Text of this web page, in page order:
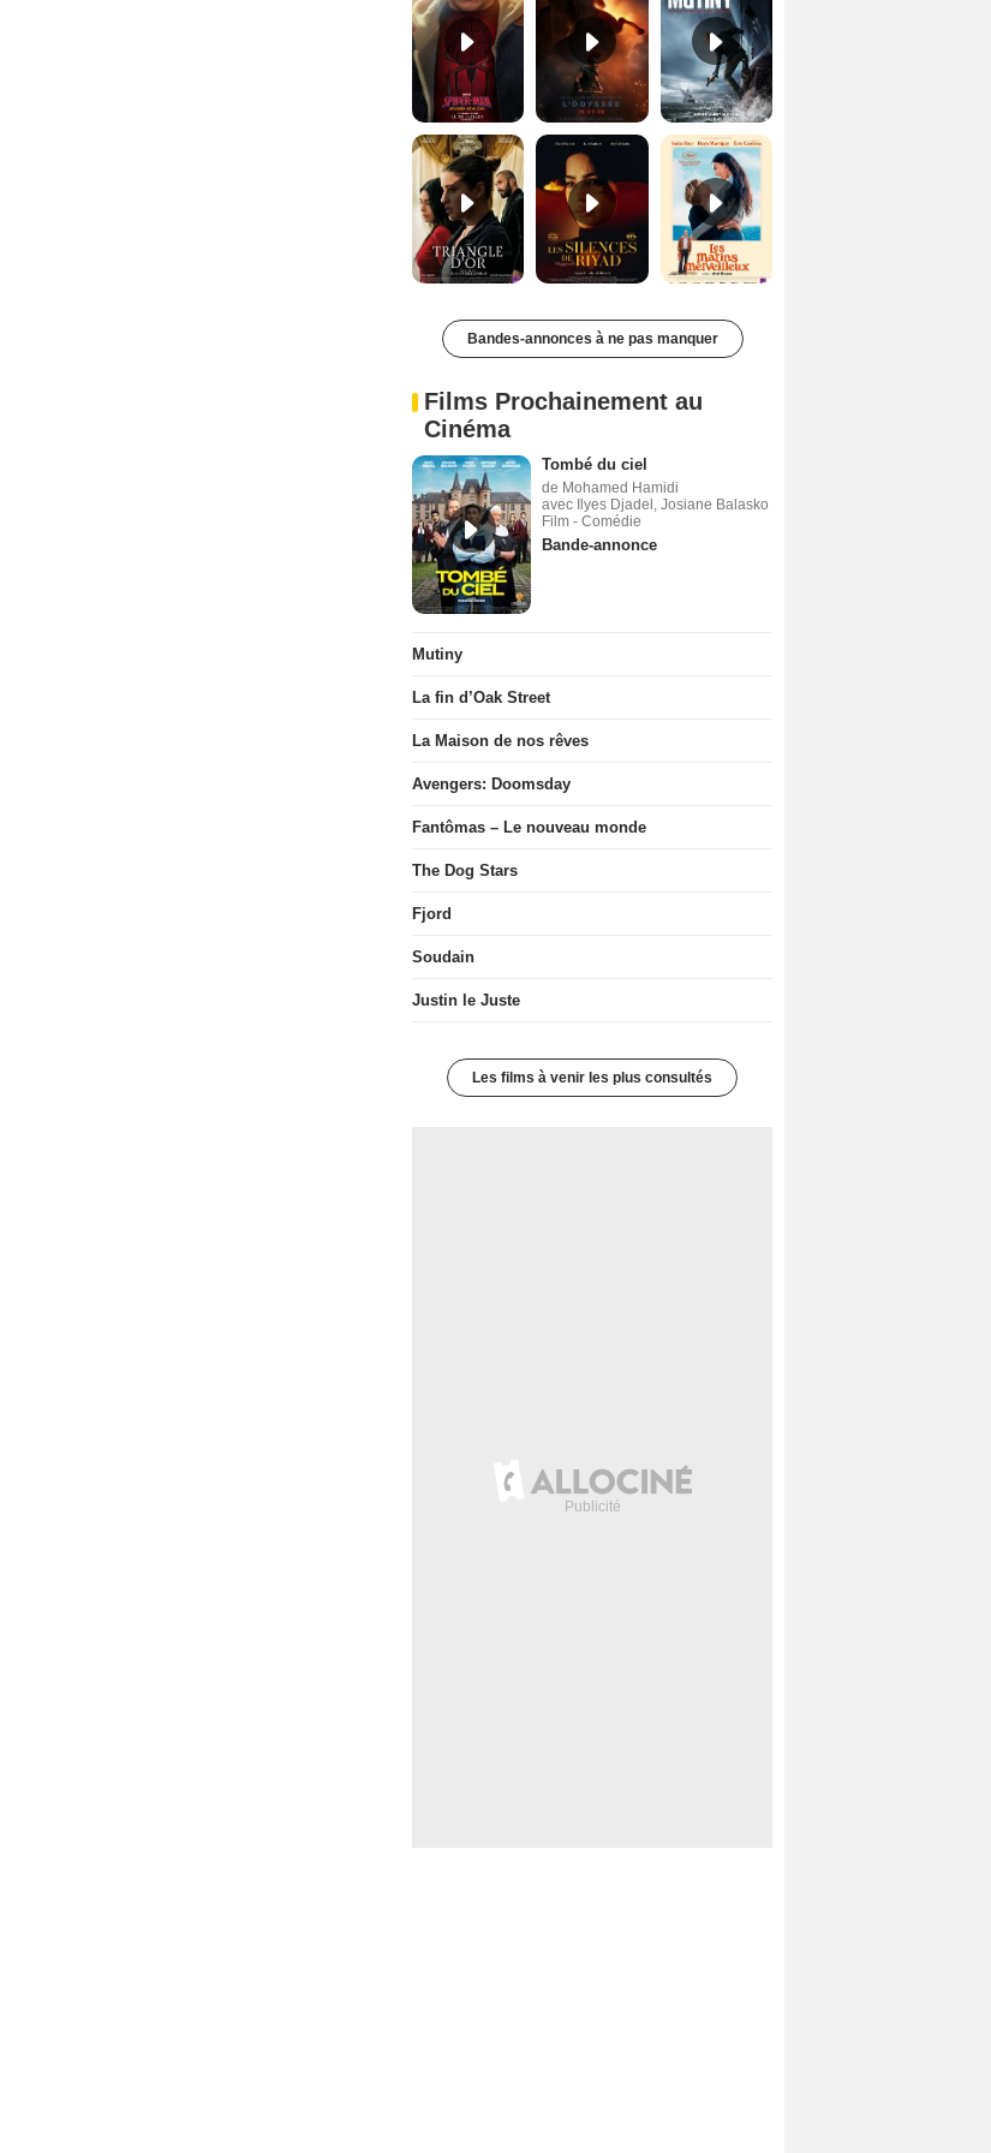
Les Silences de Riyad Bande-annonce VO STFR Les Matins merveilleux Bande-annonce VF
Bandes-annonces à ne pas manquer
Films Prochainement au
Cinéma
Tombé du ciel
de Mohamed Hamidi
avec Ilyes Djadel, Josiane Balasko
Film - Comédie
Bande-annonce
Mutiny
La fin d’Oak Street
La Maison de nos rêves
Avengers: Doomsday
Fantômas – Le nouveau monde
The Dog Stars
Fjord
Soudain
Justin le Juste
Les films à venir les plus consultés